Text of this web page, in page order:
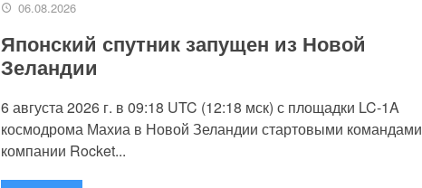
06.08.2026
Японский спутник запущен из Новой
Зеландии
6 августа 2026 г. в 09:18 UTC (12:18 мск) с площадки LC-1A
космодрома Махиа в Новой Зеландии стартовыми командами
компании Rocket...